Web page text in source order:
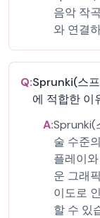
음악 작
와 연결
Q:Sprunki(스
에 적합한 이
A:Sprunki(
술 수준
플레이
운 그래
이도로
할 수 있